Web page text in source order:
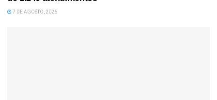
7 DE AGOSTO, 2026